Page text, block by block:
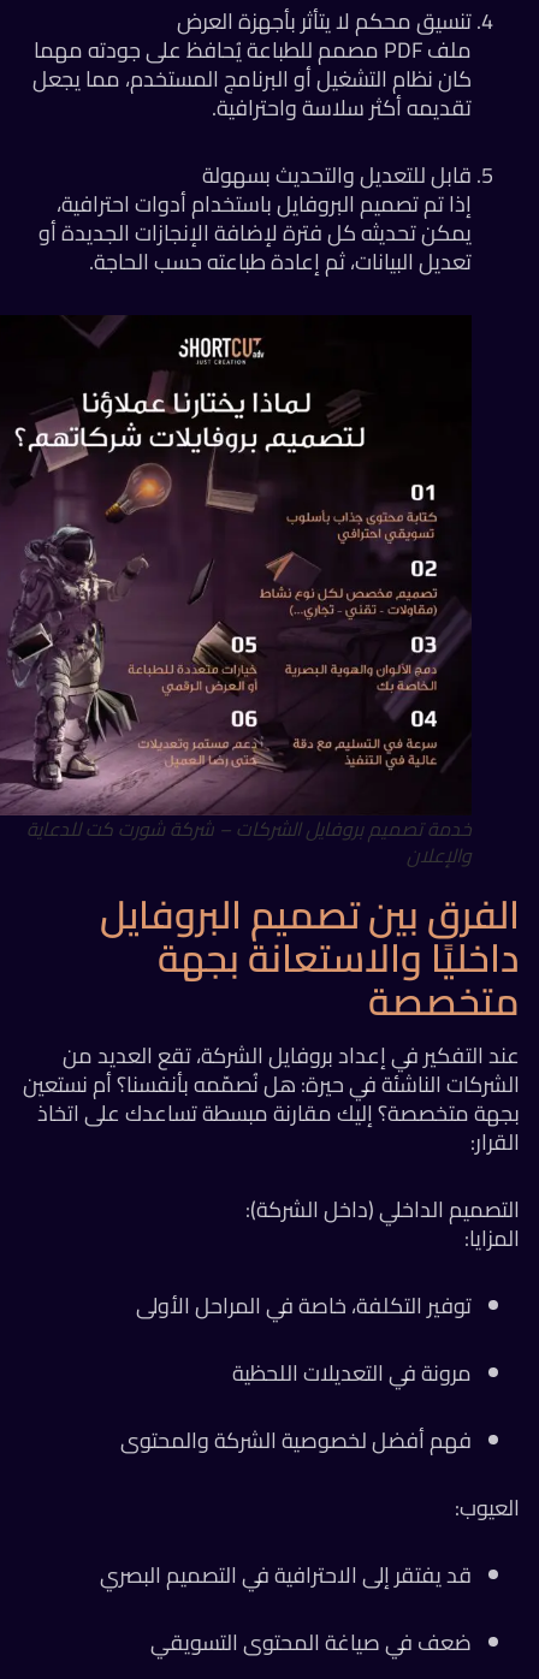
تنسيق محكم لا يتأثر بأجهزة العرض
ملف PDF مصمم للطباعة يُحافظ على جودته مهما
كان نظام التشغيل أو البرنامج المستخدم، مما يجعل
تقديمه أكثر سلاسة واحترافية.
قابل للتعديل والتحديث بسهولة
إذا تم تصميم البروفايل باستخدام أدوات احترافية،
يمكن تحديثه كل فترة لإضافة الإنجازات الجديدة أو
تعديل البيانات، ثم إعادة طباعته حسب الحاجة.
خدمة تصميم بروفايل الشركات – شركة شورت كت للدعاية
والإعلان
بين تصميم البروفايل
والاستعانة بجهة
التفكير في إعداد بروفايل الشركة، تقع العديد من
الناشئة في حيرة: هل نُصمّمه بأنفسنا؟ أم نستعين
متخصصة؟ إليك مقارنة مبسطة تساعدك على اتخاذ
الداخلي (داخل الشركة):
توفير التكلفة، خاصة في المراحل الأولى
مرونة في التعديلات اللحظية
فهم أفضل لخصوصية الشركة والمحتوى
قد يفتقر إلى الاحترافية في التصميم البصري
ضعف في صياغة المحتوى التسويقي